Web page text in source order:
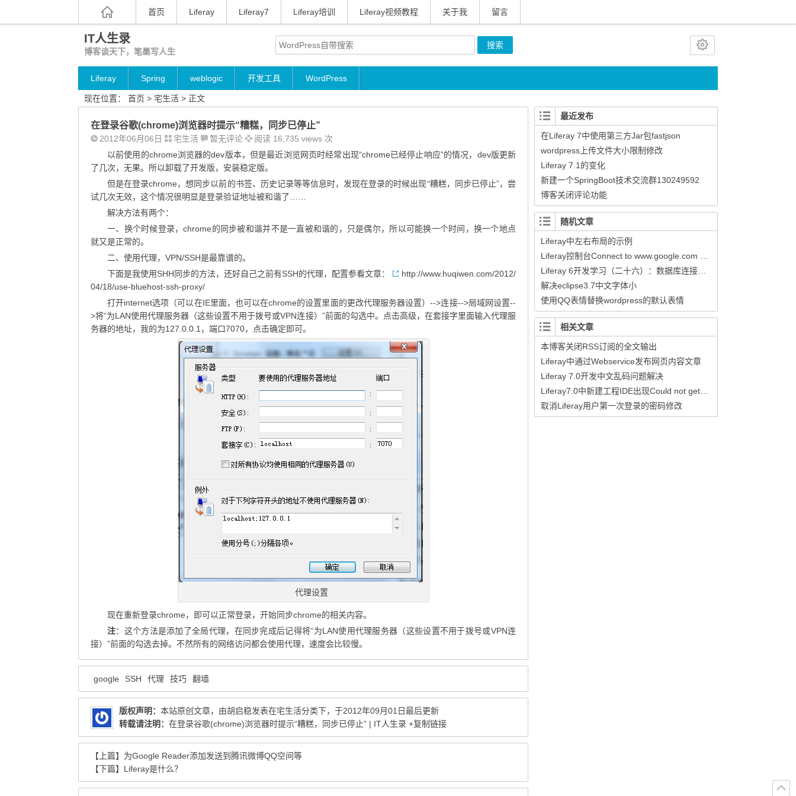
首页 Liferay Liferay7 Liferay培训 Liferay视频教程 关于我 留言
IT人生录
博客谈天下，笔墨写人生
Liferay Spring weblogic 开发工具 WordPress
现在位置： 首页 > 宅生活 > 正文
在登录谷歌(chrome)浏览器时提示“糟糕，同步已停止”
2012年06月06日 宅生活 暂无评论
阅读 16,735 views 次
以前使用的chrome浏览器的dev版本，但是最近浏览网页时经常出现“chrome已经停止响应”的情况，dev版更新
了几次，无果。所以卸载了开发版，安装稳定版。
但是在登录chrome，想同步以前的书签、历史记录等等信息时，发现在登录的时候出现“糟糕，同步已停止”，尝
试几次无效，这个情况很明显是登录验证地址被和谐了……
解决方法有两个：
一、换个时候登录，chrome的同步被和谐并不是一直被和谐的，只是偶尔，所以可能换一个时间，换一个地点
就又是正常的。
二、使用代理，VPN/SSH是最靠谱的。
下面是我使用SHH同步的方法，还好自己之前有SSH的代理，配置参看文章：
http://www.huqiwen.com/2012/
04/18/use-bluehost-ssh-proxy/
打开internet选项（可以在IE里面，也可以在chrome的设置里面的更改代理服务器设置）-->连接-->局域网设置--
>将“为LAN使用代理服务器（这些设置不用于拨号或VPN连接）”前面的勾选中。点击高级，在套接字里面输入代理服
务器的地址，我的为127.0.0.1，端口7070，点击确定即可。
代理设置
现在重新登录chrome，即可以正常登录，开始同步chrome的相关内容。
注：这个方法是添加了全局代理，在同步完成后记得将“为LAN使用代理服务器（这些设置不用于拨号或VPN连
接）”前面的勾选去掉。不然所有的网络访问都会使用代理，速度会比较慢。
google SSH 代理 技巧 翻墙
版权声明： 本站原创文章，由胡启稳发表在宅生活分类下，于2012年09月01日最后更新
转载请注明： 在登录谷歌(chrome)浏览器时提示“糟糕，同步已停止” | IT人生录 +复制链接
【上篇】 为Google Reader添加发送到腾讯微博QQ空间等
【下篇】 Liferay是什么？
最近发布
在Liferay 7中使用第三方Jar包fastjson
wordpress上传文件大小限制修改
Liferay 7.1的变化
新建一个SpringBoot技术交流群130249592
博客关闭评论功能
随机文章
Liferay中左右布局的示例
解决eclipse3.7中文字体小
使用QQ表情替换wordpress的默认表情
相关文章
本博客关闭RSS订阅的全文输出
Liferay中通过Webservice发布网页内容文章
Liferay 7.0开发中文乱码问题解决
取消Liferay用户第一次登录的密码修改